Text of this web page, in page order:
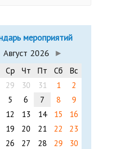
мероприятий
Август 2026 ►
Ср Чт Пт Сб
Вс
29 30 31 1
2
5 6 7 8
9
12 13 14 15
16
19 20 21 22
23
26 27 28 29
30